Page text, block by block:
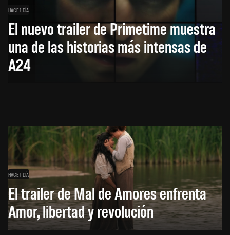
HACE 1 DÍA
El nuevo trailer de Primetime muestra
una de las historias más intensas de
A24
HACE 1 DÍA
El trailer de Mal de Amores enfrenta
Amor, libertad y revolución